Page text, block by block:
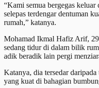
“Kami semua bergegas
selepas terdengar dentuman
rumah,” katanya.
Mohamad Ikmal Hafiz Arif,
sedang tidur di dalam bilik
adik beradik lain pergi
Katanya, dia tersedar
yang kuat di bahagian